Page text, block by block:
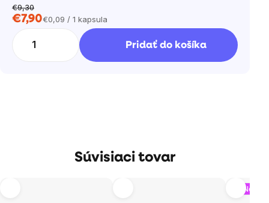
€9,30
€7,90Jednotková
€0,09 / 1 kapsula
Pridať do košíka
Súvisiaci tovar
Nový